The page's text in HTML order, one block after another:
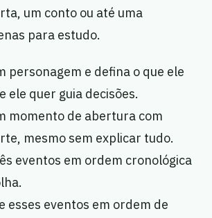
um conto ou até uma
para estudo.
personagem e defina o que ele
ele quer guia decisões.
momento de abertura com
mesmo sem explicar tudo.
eventos em ordem cronológica
esses eventos em ordem de